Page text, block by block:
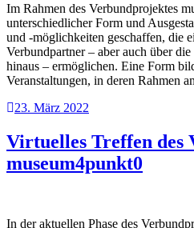
Im Rahmen des Verbundprojektes
unterschiedlicher Form und
und -möglichkeiten geschaffen, die
Verbundpartner – aber auch über
hinaus – ermöglichen. Eine Form
Veranstaltungen, in deren Rahmen
23. März 2022
Virtuelles Treffen des
museum4punkt0
In der aktuellen Phase des